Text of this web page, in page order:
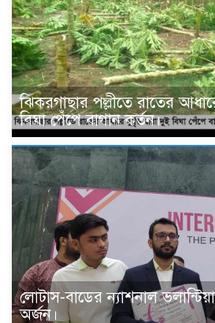
ঝিকরগাছার পল্লীতে রাতের আধারে
বিঘা পেঁপে বাগান কর্তন।
লোটাস-বাডের ন্যাশনাল
অর্জন।